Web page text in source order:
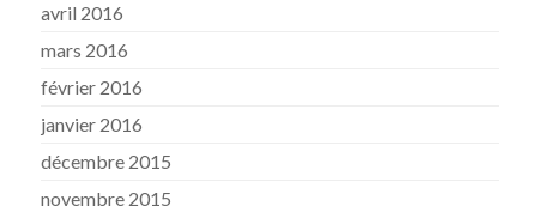
avril 2016
mars 2016
février 2016
janvier 2016
décembre 2015
novembre 2015